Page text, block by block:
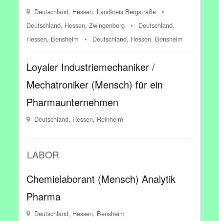
Deutschland, Hessen, Landkreis Bergstraße
•
Deutschland, Hessen, Zwingenberg
•
Deutschland,
Hessen, Bensheim
• Deutschland, Hessen, Bensheim
Loyaler Industriemechaniker /
Mechatroniker (Mensch) für ein
Pharmaunternehmen
Deutschland, Hessen, Reinheim
LABOR
Chemielaborant (Mensch) Analytik
Pharma
Deutschland, Hessen, Bensheim